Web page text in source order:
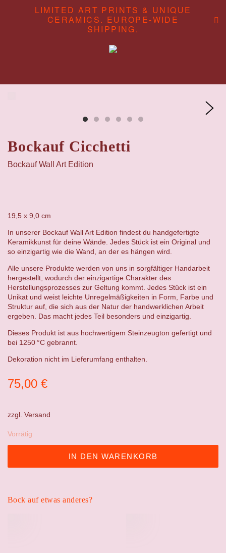
LIMITED ART PRINTS & UNIQUE
CERAMICS. EUROPE-WIDE
SHIPPING.
CONTENT STUDIO
Bockauf Cicchetti
zzgl. Versand
Bockauf Wall Art Edition
75,00 €
Vorrätig
IN DEN WARENKORB
19,5 x 9,0 cm
In unserer Bockauf Wall Art Edition findest du handgefertigte
Keramikkunst für deine Wände. Jedes Stück ist ein Original und
so einzigartig wie die Wand, an der es hängen wird.
Alle unsere Produkte werden von uns in sorgfältiger Handarbeit
hergestellt, wodurch der einzigartige Charakter des
Herstellungsprozesses zur Geltung kommt. Jedes Stück ist ein
Unikat und weist leichte Unregelmäßigkeiten in Form, Farbe und
Struktur auf, die sich aus der Natur der handwerklichen Arbeit
ergeben. Das macht jedes Teil besonders und einzigartig.
Dieses Produkt ist aus hochwertigem Steinzeugton gefertigt und
bei 1250 °C gebrannt.
Dekoration nicht im Lieferumfang enthalten.
Bock auf etwas anderes?